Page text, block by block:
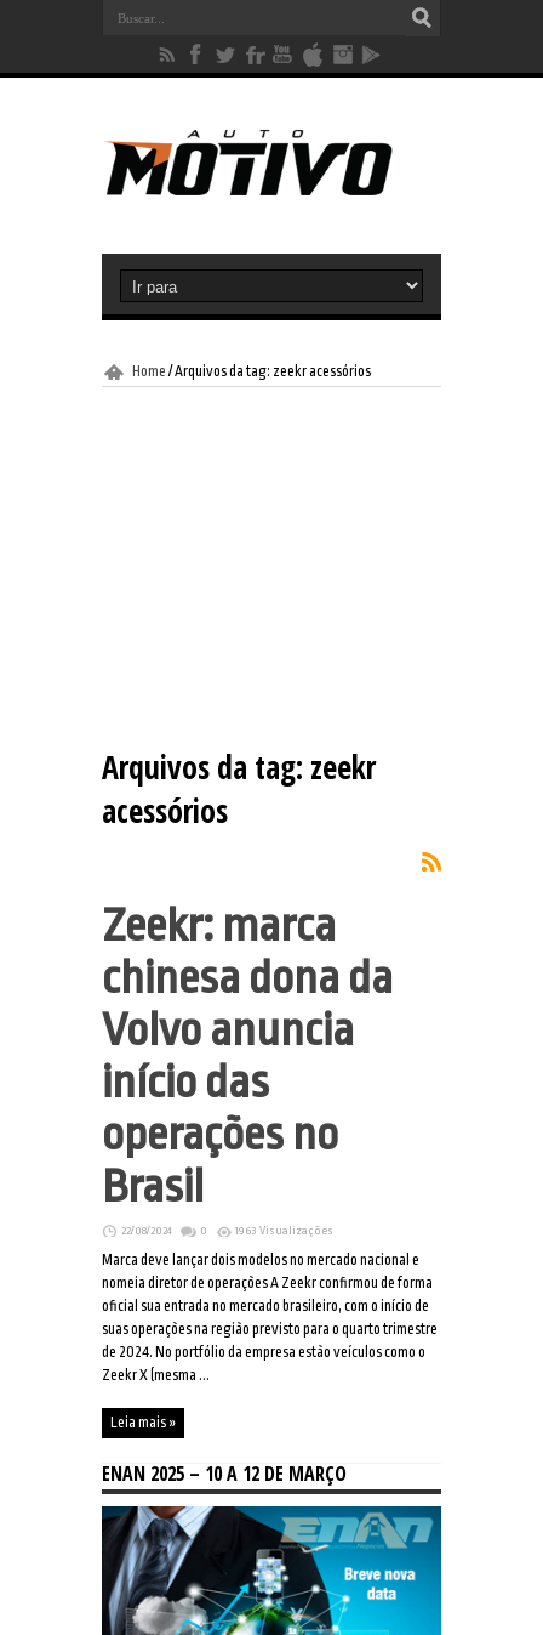
Home /Arquivos da tag: zeekr acessórios
Arquivos da tag: zeekr
acessórios
Zeekr: marca
chinesa dona da
Volvo anuncia
início das
operações no
Brasil
22/08/2024 0 1963 Visualizações
Marca deve lançar dois modelos no mercado nacional e
nomeia diretor de operações A Zeekr confirmou de forma
oficial sua entrada no mercado brasileiro, com o início de
suas operações na região previsto para o quarto trimestre
de 2024. No portfólio da empresa estão veículos como o
Zeekr X (mesma ...
Leia mais »
ENAN 2025 – 10 A 12 DE MARÇO